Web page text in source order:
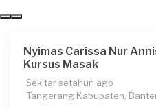
Ashofa requested Les &
Hampir 2 tahun yang lalu
Cilegon, Banten
Nyimas Carissa Nur
Kursus Masak
Sekitar setahun ago
Tangerang Kabupaten,